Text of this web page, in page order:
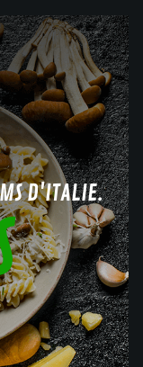
D'ITALIE.